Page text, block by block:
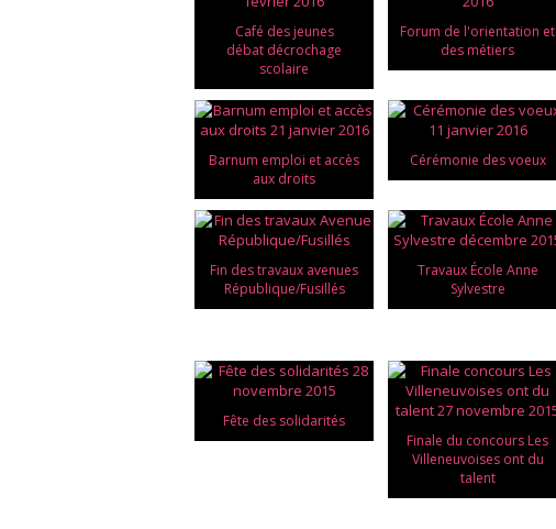
Café des jeunes
débat décrochage
scolaire
Forum de l'orientation et
des métiers
Barnum emploi et accès
aux droits
Cérémonie des voeux
Fin des travaux avenues
République/Fusillés
Travaux École Anne
Sylvestre
Fête des solidarités
Finale du concours Les
Villeneuvoises ont du
talent